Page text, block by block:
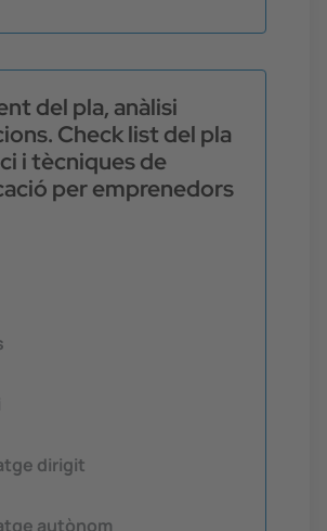
del pla, anàlisi
Check list del pla
i tècniques de
per emprenedors
dirigit
autònom